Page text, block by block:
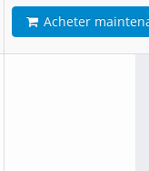
Acheter